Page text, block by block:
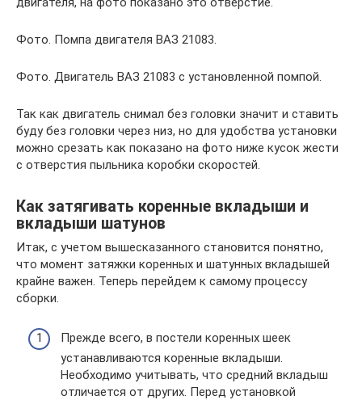
Фото. Помпа двигателя ВАЗ 21083.
Фото. Двигатель ВАЗ 21083 с установленной помпой.
Так как двигатель снимал без головки значит и ставить
буду без головки через низ, но для удобства установки
можно срезать как показано на фото ниже кусок жести
с отверстия пыльника коробки скоростей.
Как затягивать коренные вкладыши и
вкладыши шатунов
Итак, с учетом вышесказанного становится понятно,
что момент затяжки коренных и шатунных вкладышей
крайне важен. Теперь перейдем к самому процессу
сборки.
Прежде всего, в постели коренных шеек
устанавливаются коренные вкладыши.
Необходимо учитывать, что средний вкладыш
отличается от других. Перед установкой